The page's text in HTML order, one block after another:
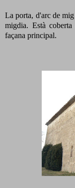
La porta, d'arc de
migdia. Està
façana principal.